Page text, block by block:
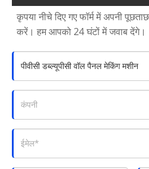
कृपया नीचे दिए गए फॉर्म में अपनी
करें। हम आपको 24 घंटों में जवाब देंगे।